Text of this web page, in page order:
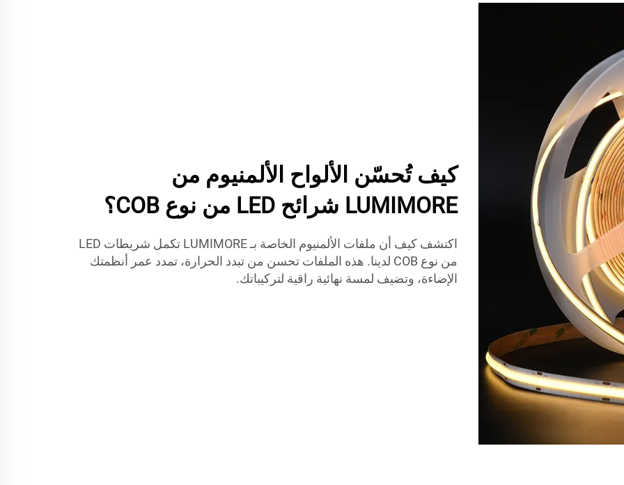
كيف تُحسّن الألواح الألمنيوم من
LUMIMORE شرائح LED من نوع COB؟
اكتشف كيف أن ملفات الألمنيوم الخاصة بـ LUMIMORE تكمل شريطات LED
من نوع COB لدينا. هذه الملفات تحسن من تبدد الحرارة، تمدد عمر أنظمتك
الإضاءة، وتضيف لمسة نهائية راقية لتركيباتك.